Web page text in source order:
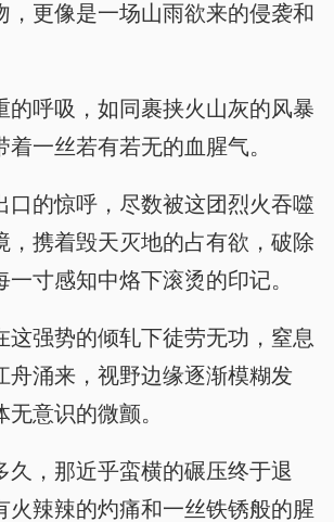
，更像是一场山雨欲来的侵袭和
的呼吸，如同裹挟火山灰的风暴
一丝若有若无的血腥气。
口的惊呼，尽数被这团烈火吞噬
，携着毁天灭地的占有欲，破除
一寸感知中烙下滚烫的印记。
这强势的倾轧下徒劳无功，窒息
舟涌来，视野边缘逐渐模糊发
意识的微颤。
久，那近乎蛮横的碾压终于退
火辣辣的灼痛和一丝铁锈般的腥